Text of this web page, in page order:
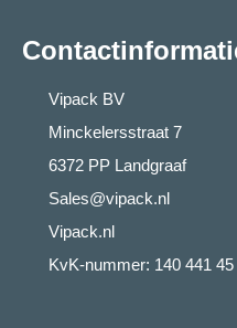
Vipack BV
Minckelersstraat 7
6372 PP Landgraaf
Sales@vipack.nl
Vipack.nl
KvK-nummer: 140 441 45